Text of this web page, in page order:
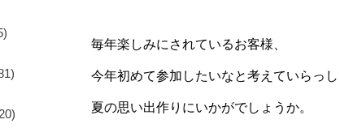
毎年楽しみにされているお客様、
今年初めて参加したいなと考えていらっし
夏の思い出作りにいかがでしょうか。